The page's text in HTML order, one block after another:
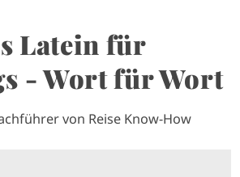
Latein für
- Wort für Wort
von Reise Know-How